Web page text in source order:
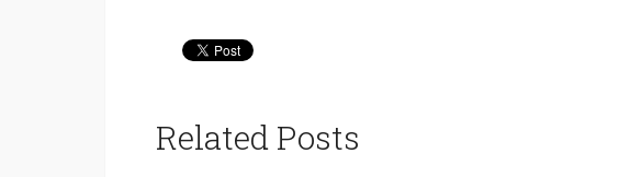
Related Posts